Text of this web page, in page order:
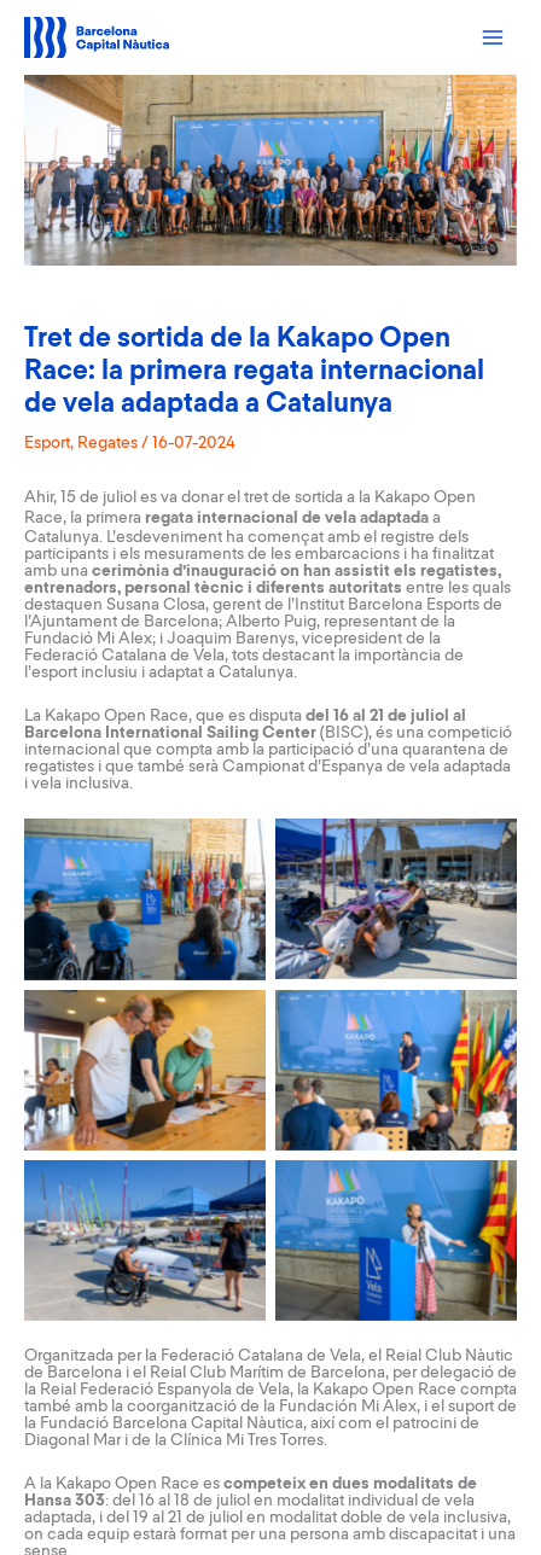
contingut
Tret de sortida de la Kakapo Open
Race: la primera regata internacional
de vela adaptada a Catalunya
Esport, Regates / 16-07-2024
Ahir, 15 de juliol es va donar el tret de sortida a la Kakapo Open
Race, la primera regata internacional de vela adaptada a
Catalunya. L’esdeveniment ha començat amb el registre dels
participants i els mesuraments de les embarcacions i ha finalitzat
amb una cerimònia d’inauguració on han assistit els regatistes,
entrenadors, personal tècnic i diferents autoritats entre les quals
destaquen Susana Closa, gerent de l’Institut Barcelona Esports de
l’Ajuntament de Barcelona; Alberto Puig, representant de la
Fundació Mi Alex; i Joaquim Barenys, vicepresident de la
Federació Catalana de Vela, tots destacant la importància de
l’esport inclusiu i adaptat a Catalunya.
La Kakapo Open Race, que es disputa del 16 al 21 de juliol al
Barcelona International Sailing Center (BISC), és una competició
internacional que compta amb la participació d’una quarantena de
regatistes i que també serà Campionat d’Espanya de vela adaptada
i vela inclusiva.
Organitzada per la Federació Catalana de Vela, el Reial Club Nàutic
de Barcelona i el Reial Club Marítim de Barcelona, per delegació de
la Reial Federació Espanyola de Vela, la Kakapo Open Race compta
també amb la coorganització de la Fundación Mi Alex, i el suport de
la Fundació Barcelona Capital Nàutica, així com el patrocini de
Diagonal Mar i de la Clínica Mi Tres Torres.
A la Kakapo Open Race es competeix en dues modalitats de
Hansa 303: del 16 al 18 de juliol en modalitat individual de vela
adaptada, i del 19 al 21 de juliol en modalitat doble de vela inclusiva,
on cada equip estarà format per una persona amb discapacitat i una
sense.